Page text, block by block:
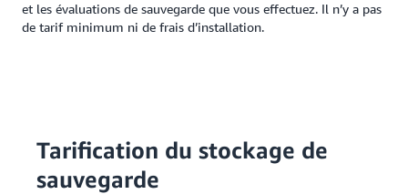
et les évaluations de sauvegarde que vous effectuez. Il n’y a pas
de tarif minimum ni de frais d’installation.
Tarification du stockage de
sauvegarde